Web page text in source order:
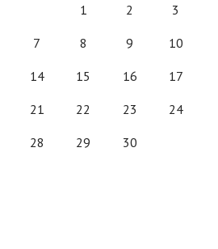
1
2 3
7 8 9 10
14 15 16 17
21 22 23 24
28 29 30